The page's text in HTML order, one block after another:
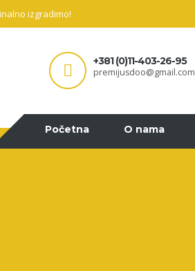
izgradimo!
+381 (0)11-403-26-95
premijusdoo@gmail.com
Početna O nama